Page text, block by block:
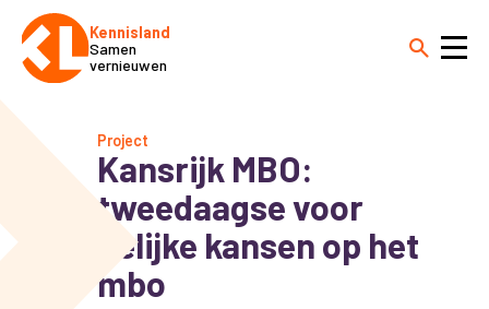
Kennisland
Samen
vernieuwen
Project
Kansrijk MBO:
tweedaagse voor
gelijke kansen op het
mbo